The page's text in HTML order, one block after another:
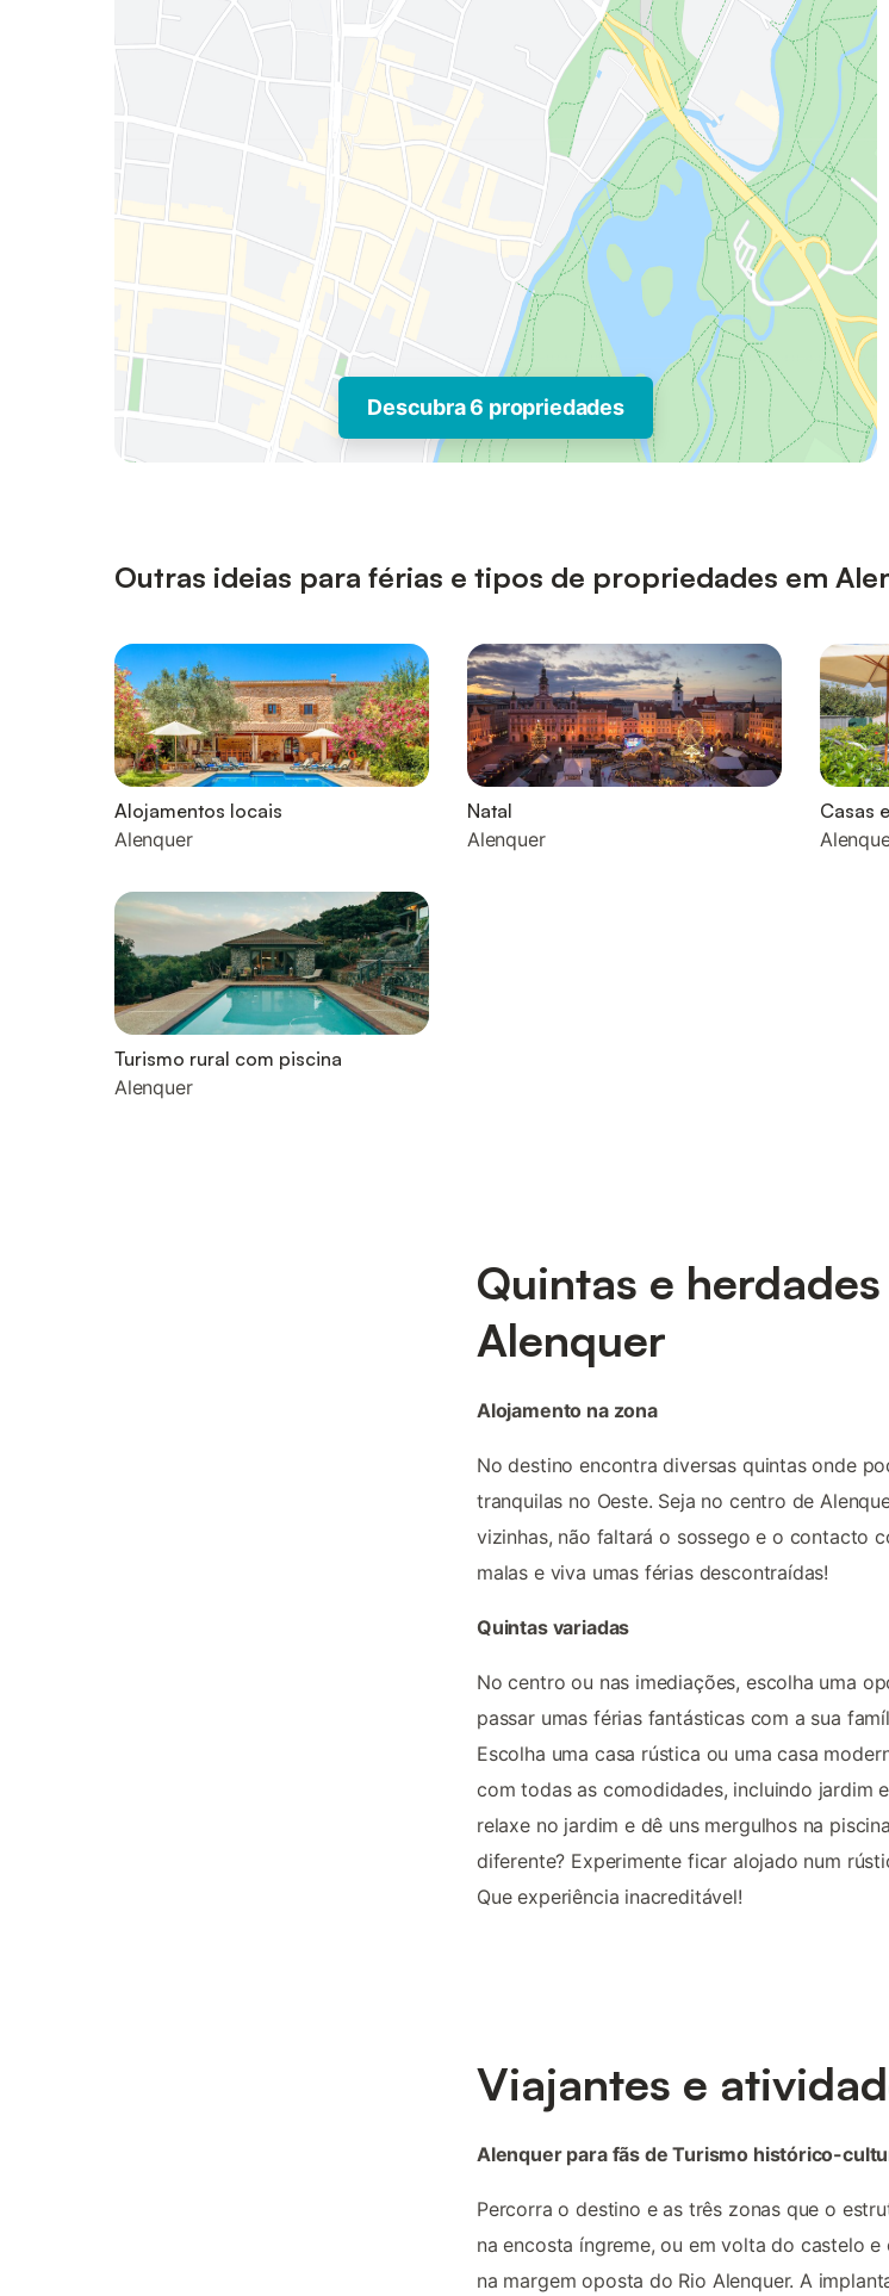
Descubra 6 propriedades
Outras ideias para férias e tipos de propriedades em
Alojamentos locais
Alenquer
Natal
Alenquer
Casas
Turismo rural com piscina
Alenquer
Quintas e
Alenquer
Alojamento na zona
No destino encontra diversas quintas onde
tranquilas no Oeste. Seja no centro de
vizinhas, não faltará o sossego e o contacto
malas e viva umas férias descontraídas!
Quintas variadas
No centro ou nas imediações, escolha uma
passar umas férias fantásticas com a sua
Escolha uma casa rústica ou uma casa
com todas as comodidades, incluindo jardim
relaxe no jardim e dê uns mergulhos na
diferente? Experimente ficar alojado num
Que experiência inacreditável!
Viajantes e
Alenquer para fãs de Turismo histórico-
Percorra o destino e as três zonas que o
na encosta íngreme, ou em volta do castelo e
na margem oposta do Rio Alenquer. A